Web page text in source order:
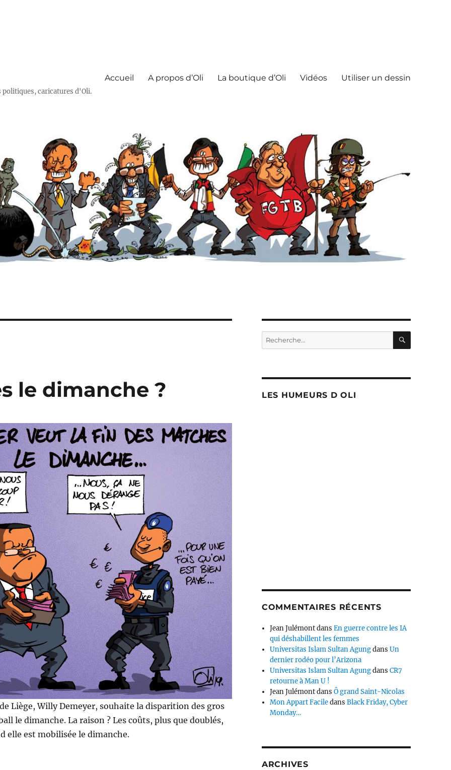
caricatures d'Oli.
Accueil A propos d’Oli La boutique d’Oli Vidéos Utiliser un dessin
le dimanche ?
Liège, Willy Demeyer, souhaite la disparition des gros
le dimanche. La raison ? Les coûts, plus que doublés,
elle est mobilisée le dimanche.
Recherche
pour :
LES HUMEURS D OLI
COMMENTAIRES RÉCENTS
Jean JulémontdansEn guerre contre les IA
qui déshabillent les femmes
Universitas Islam Sultan AgungdansUn
dernier rodéo pour l’Arizona
Universitas Islam Sultan AgungdansCR7
retourne à Man U !
Jean JulémontdansÔ grand Saint-Nicolas
Mon Appart FaciledansBlack Friday, Cyber
Monday…
ARCHIVES